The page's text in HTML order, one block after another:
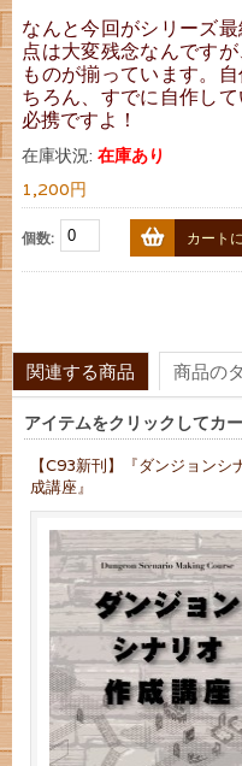
なんと今回がシリーズ
点は大変残念なんです
ものが揃っています。
ちろん、すでに自作し
必携ですよ！
在庫状況:在庫あり
1,200円
個数: カート
関連する商品 商品の
アイテムをクリックしてカ
【C93新刊】『ダンジョンシ
成講座』